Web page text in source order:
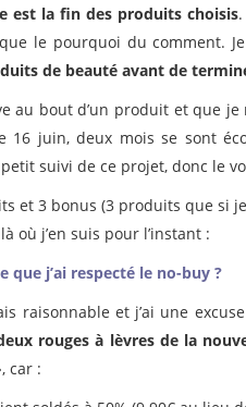
est la fin des produits choisis
le pourquoi du comment.
de beauté avant de
au bout d’un produit et que je
16 juin, deux mois se sont
suivi de ce projet, donc le
et 3 bonus (3 produits que si
où j’en suis pour l’instant :
que j’ai respecté le no-buy ?
raisonnable et j’ai une
rouges à lèvres de la
, car :